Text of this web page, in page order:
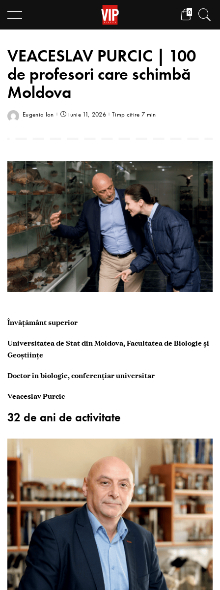
0
VEACESLAV PURCIC | 100
de profesori care schimbă
Moldova
Eugenia Ion iunie 11, 2026 Timp citire 7 min
Învățământ superior
Universitatea de Stat din Moldova, Facultatea de Biologie și
Geoştiințe
Doctor în biologie, conferențiar universitar
Veaceslav Purcic
32 de ani de activitate